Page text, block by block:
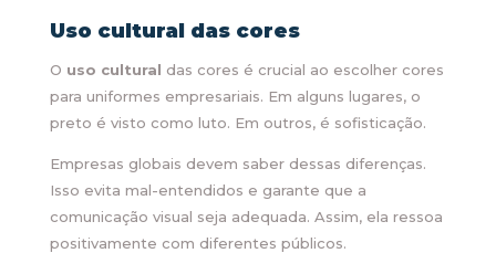
Uso cultural das cores
O uso cultural das cores é crucial ao escolher cores
para uniformes empresariais. Em alguns lugares, o
preto é visto como luto. Em outros, é sofisticação.
Empresas globais devem saber dessas diferenças.
Isso evita mal-entendidos e garante que a
comunicação visual seja adequada. Assim, ela ressoa
positivamente com diferentes públicos.